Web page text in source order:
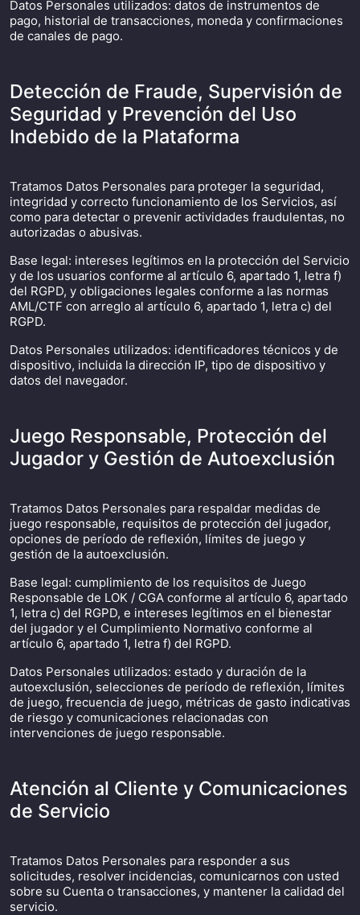
Datos Personales utilizados: datos de instrumentos de
pago, historial de transacciones, moneda y confirmaciones
de canales de pago.
Detección de Fraude, Supervisión de
Seguridad y Prevención del Uso
Indebido de la Plataforma
Tratamos Datos Personales para proteger la seguridad,
integridad y correcto funcionamiento de los Servicios, así
como para detectar o prevenir actividades fraudulentas, no
autorizadas o abusivas.
Base legal: intereses legítimos en la protección del Servicio
y de los usuarios conforme al artículo 6, apartado 1, letra f)
del RGPD, y obligaciones legales conforme a las normas
AML/CTF con arreglo al artículo 6, apartado 1, letra c) del
RGPD.
Datos Personales utilizados: identificadores técnicos y de
dispositivo, incluida la dirección IP, tipo de dispositivo y
datos del navegador.
Juego Responsable, Protección del
Jugador y Gestión de Autoexclusión
Tratamos Datos Personales para respaldar medidas de
juego responsable, requisitos de protección del jugador,
opciones de período de reflexión, límites de juego y
gestión de la autoexclusión.
Base legal: cumplimiento de los requisitos de Juego
Responsable de LOK / CGA conforme al artículo 6, apartado
1, letra c) del RGPD, e intereses legítimos en el bienestar
del jugador y el Cumplimiento Normativo conforme al
artículo 6, apartado 1, letra f) del RGPD.
Datos Personales utilizados: estado y duración de la
autoexclusión, selecciones de período de reflexión, límites
de juego, frecuencia de juego, métricas de gasto indicativas
de riesgo y comunicaciones relacionadas con
intervenciones de juego responsable.
Atención al Cliente y Comunicaciones
de Servicio
Tratamos Datos Personales para responder a sus
solicitudes, resolver incidencias, comunicarnos con usted
sobre su Cuenta o transacciones, y mantener la calidad del
servicio.